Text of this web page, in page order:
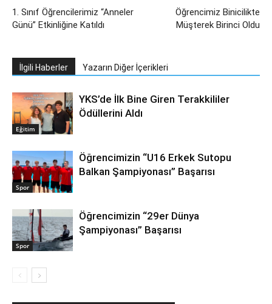
1. Sınıf Öğrencilerimiz “Anneler
Günü” Etkinliğine Katıldı
Öğrencimiz Binicilikte
Müşterek Birinci Oldu
İlgili Haberler Yazarın Diğer İçerikleri
Eğitim
YKS’de İlk Bine Giren Terakkililer
Ödüllerini Aldı
Spor
Öğrencimizin “U16 Erkek Sutopu
Balkan Şampiyonası” Başarısı
Spor
Öğrencimizin “29er Dünya
Şampiyonası” Başarısı